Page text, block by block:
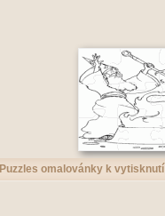
Puzzles omalovánky k vytisknutí